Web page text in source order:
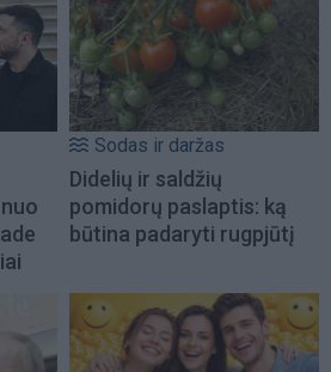
Sodas ir daržas
Didelių ir saldžių
pomidorų paslaptis: ką
būtina padaryti rugpjūtį